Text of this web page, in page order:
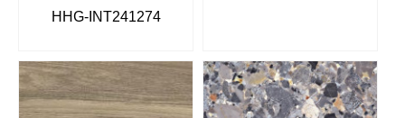
HHG-INT241274